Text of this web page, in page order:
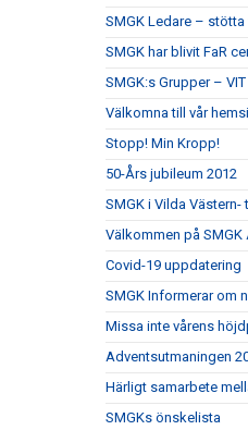
SMGK Ledare –
SMGK har blivit FaR
SMGK:s Grupper –
Välkomna till vår
Stopp! Min Kropp!
50-Års jubileum 2012
SMGK i Vilda Västern-
Välkommen på SMGK
Covid-19 uppdatering
SMGK Informerar om
Missa inte vårens
Adventsutmaningen
Härligt samarbete
SMGKs önskelista